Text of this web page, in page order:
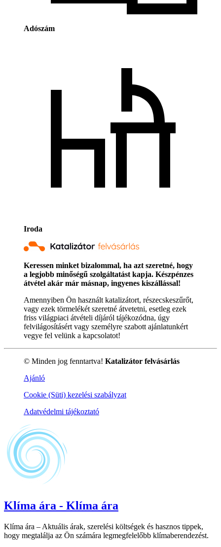
Adószám
Iroda
Keressen minket bizalommal, ha azt szeretné, hogy
a legjobb minőségű szolgáltatást kapja. Készpénzes
átvétel akár már másnap, ingyenes kiszállással!
Amennyiben Ön használt katalizátort, részecskeszűrőt,
vagy ezek törmelékét szeretné átvetetni, esetleg ezek
friss világpiaci átvételi díjáról tájékozódna, úgy
felvilágosításért vagy személyre szabott ajánlatunkért
vegye fel velünk a kapcsolatot!
© Minden jog fenntartva! Katalizátor felvásárlás
Ajánló
Cookie (Süti) kezelési szabályzat
Adatvédelmi tájékoztató
Klíma ára - Klíma ára
Klíma ára – Aktuális árak, szerelési költségek és hasznos tippek,
hogy megtalálja az Ön számára legmegfelelőbb klímaberendezést.